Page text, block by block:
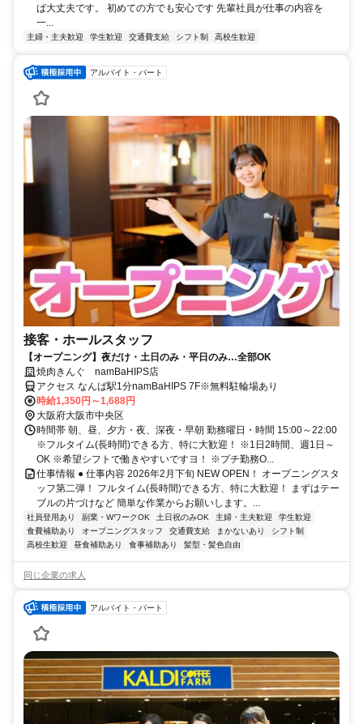
ば大丈夫です。 初めての方でも安心です 先輩社員が仕事の内容を
一...
主婦・主夫歓迎 学生歓迎 交通費支給 シフト制 高校生歓迎
アルバイト・パート
接客・ホールスタッフ
【オープニング】夜だけ・土日のみ・平日のみ…全部OK
焼肉きんぐ namBaHIPS店
アクセス なんば駅1分namBaHIPS 7F※無料駐輪場あり
時給1,350円～1,688円
大阪府大阪市中央区
時間帯 朝、昼、夕方・夜、深夜・早朝 勤務曜日・時間 15:00～22:00
※フルタイム(長時間)できる方、特に大歓迎！ ※1日2時間、週1日～
OK ※希望シフトで働きやすいですヨ！ ※プチ勤務O...
仕事情報 ● 仕事内容 2026年2月下旬 NEW OPEN！ オープニングスタ
ッフ第二弾！ フルタイム(長時間)できる方、特に大歓迎！ まずはテー
ブルの片づけなど 簡単な作業からお願いします。...
社員登用あり 副業・WワークOK 土日祝のみOK 主婦・主夫歓迎
学生歓迎
食費補助あり
オープニングスタッフ 交通費支給 まかないあり
シフト制
高校生歓迎
昼食補助あり 食事補助あり 髪型・髪色自由
同じ企業の求人
アルバイト・パート